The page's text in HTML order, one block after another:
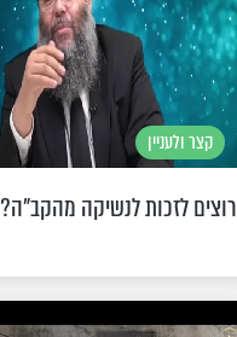
קצר ולעניין
רוצים לזכות לנשיקה מהקב"ה?